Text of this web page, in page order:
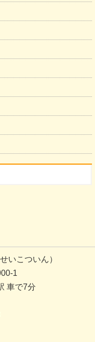
いこついん）
1
車で7分